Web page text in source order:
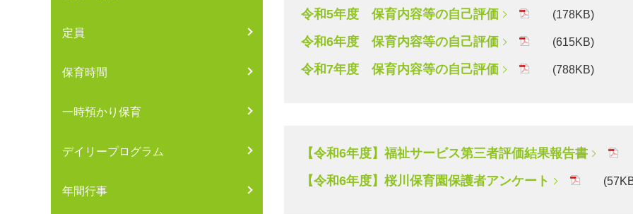
令和5年度 保育内容等の自己評価 (178KB)
令和6年度 保育内容等の自己評価 (615KB)
令和7年度 保育内容等の自己評価 (788KB)
【令和6年度】福祉サービス第三者評価結果報告書
【令和6年度】桜川保育園保護者アンケート
定員
保育時間
一時預かり保育
デイリープログラム
年間行事